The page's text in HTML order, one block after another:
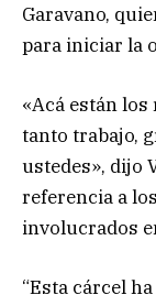
Garavano,
para iniciar
«Acá están
tanto trabajo,
ustedes», dijo
referencia a
involucrados
“Esta cárcel